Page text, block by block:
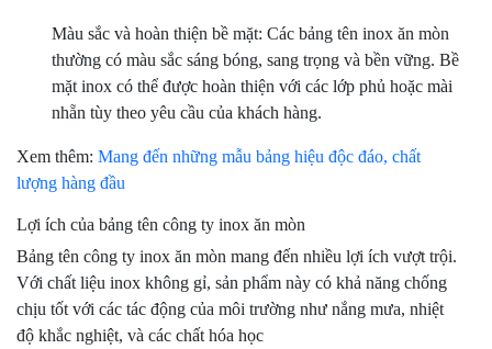
Màu sắc và hoàn thiện bề mặt: Các bảng tên inox ăn mòn
thường có màu sắc sáng bóng, sang trọng và bền vững. Bề
mặt inox có thể được hoàn thiện với các lớp phủ hoặc mài
nhẵn tùy theo yêu cầu của khách hàng.
Xem thêm: Mang đến những mẫu bảng hiệu độc đáo, chất
lượng hàng đầu
Lợi ích của bảng tên công ty inox ăn mòn
Bảng tên công ty inox ăn mòn mang đến nhiều lợi ích vượt trội.
Với chất liệu inox không gỉ, sản phẩm này có khả năng chống
chịu tốt với các tác động của môi trường như nắng mưa, nhiệt
độ khắc nghiệt, và các chất hóa học